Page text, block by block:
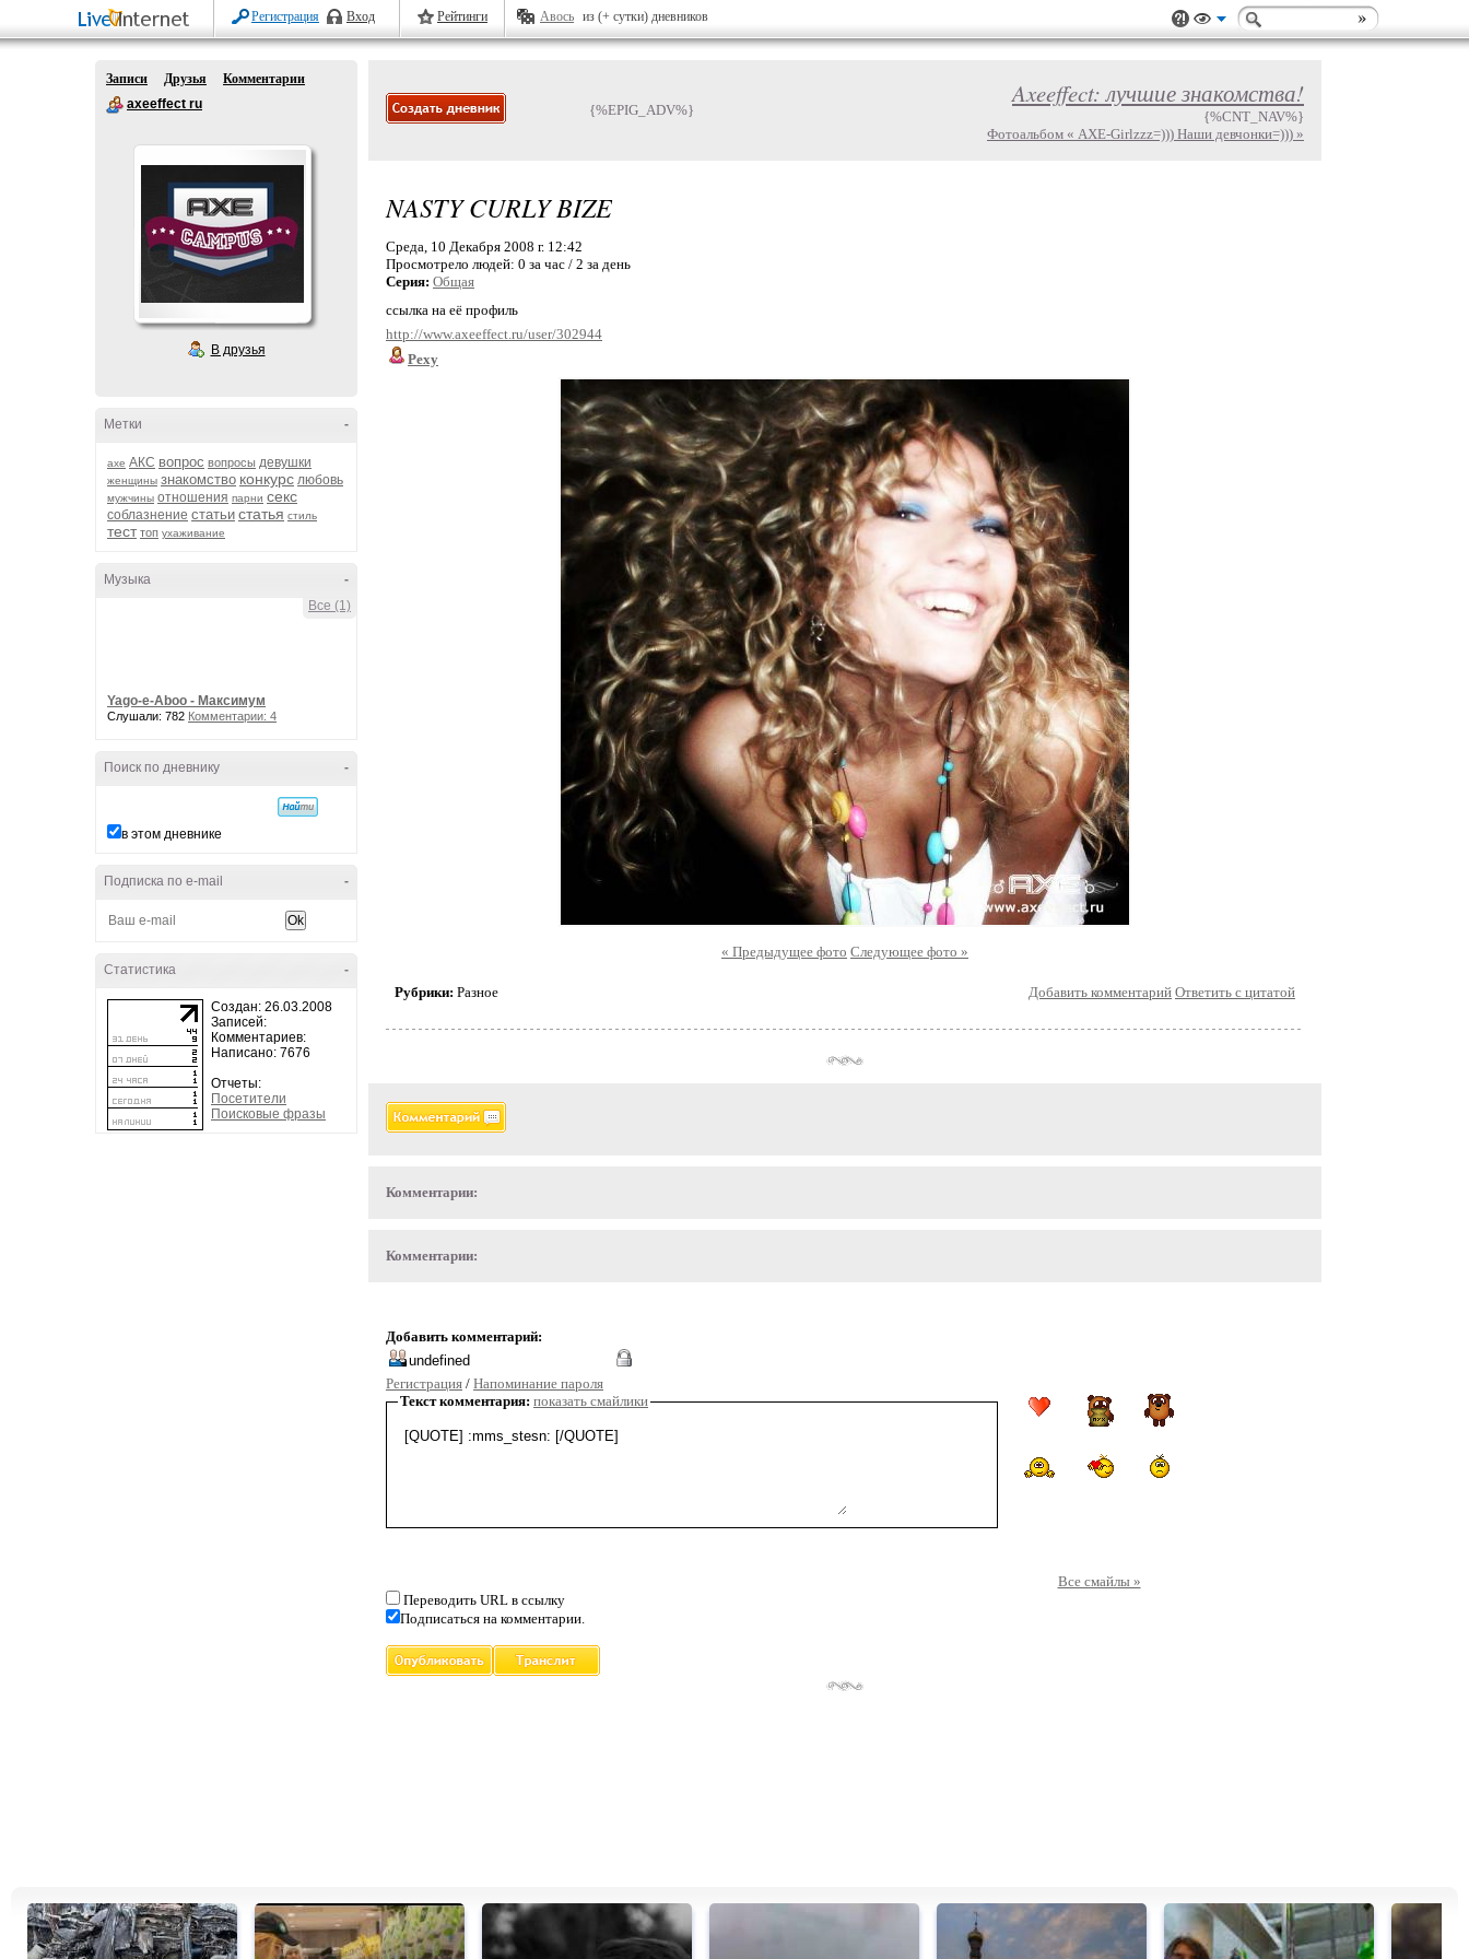
Регистрация Вход Рейтинги Авось из (+ сутки) дневников
Записи Друзья
Комментарии
axeeffect ru
В друзья
-
Метки
axe АКС вопрос вопросы девушки
женщины знакомство конкурс любовь
мужчины отношения парни секс
соблазнение статьи статья стиль
тест топ ухаживание
-
Музыка
Все (1)
Yago-e-Aboo - Максимум
Слушали: 782 Комментарии: 4
-
Поиск по дневнику
в этом дневнике
-
Подписка по e-mail
-
Статистика
Создан: 26.03.2008
Записей:
Комментариев:
Написано: 7676
Отчеты:
Посетители
Поисковые фразы
{%EPIG_ADV%}
Axeeffect: лучшие знакомства!
{%CNT_NAV%}
Фотоальбом « AXE-Girlzzz=))) Наши девчонки=))) »
NASTY CURLY BIZE
Среда, 10 Декабря 2008 г. 12:42
Просмотрело людей: 0 за час / 2 за день
Серия: Общая
ссылка на её профиль
http://www.axeeffect.ru/user/302944
Pexy
« Предыдущее фото Следующее фото »
Рубрики: Разное Добавить комментарий Ответить с цитатой
Комментарии:
Комментарии:
Добавить комментарий:
Регистрация / Напоминание пароля
Текст комментария: показать смайлики
Все смайлы »
Переводить URL в ссылку
Подписаться на комментарии.